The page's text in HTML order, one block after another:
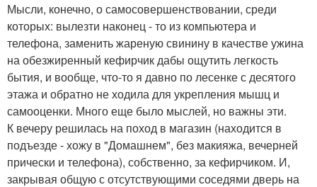
Мысли, конечно, о самосовершенствовании, среди
которых: вылезти наконец - то из компьютера и
телефона, заменить жареную свинину в качестве ужина
на обезжиренный кефирчик дабы ощутить легкость
бытия, и вообще, что-то я давно по лесенке с десятого
этажа и обратно не ходила для укрепления мышц и
самооценки. Много еще было мыслей, но важны эти.
К вечеру решилась на поход в магазин (находится в
подъезде - хожу в "Домашнем", без макияжа, вечерней
прически и телефона), собственно, за кефирчиком. И,
закрывая общую с отсутствующими соседями дверь на